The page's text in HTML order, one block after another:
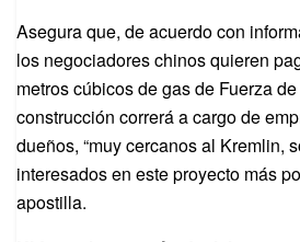
Asegura que, de acuerdo con
los negociadores chinos quieren
metros cúbicos de gas de Fuerza
construcción correrá a cargo de
dueños, “muy cercanos al Kremlin,
interesados en este proyecto más
apostilla.